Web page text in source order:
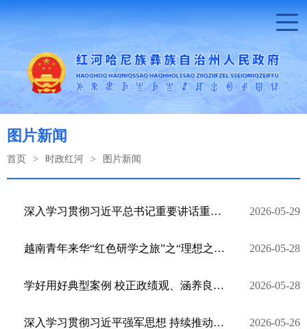
图片新闻
首页 > 时政红河 > 图片新闻
深入学习贯彻习近平总书记重要讲话重要指示精神 以清廉有为的过硬实绩 奋力推动“十五五”开好局起好步 2026-05-29
越南青年来华“红色研学之旅”之“理想之光”研学营走进红河 2026-05-28
学好用好典型案例 校正政绩观、涵养良好政治生态 2026-05-28
深入学习贯彻习近平强军思想 持续推动红河州国防动员和后备力量建设高质量发展 2026-05-26